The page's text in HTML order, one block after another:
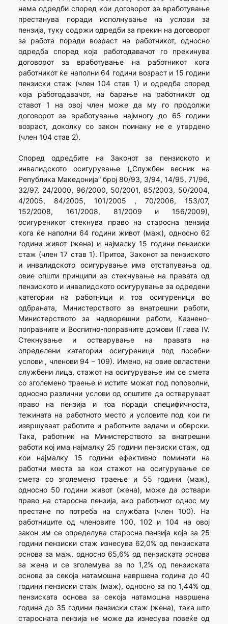
нема одредби според кои договорот за вработување
престанува поради исполнување на услови за
пензија, туку содржи одредби за прекин на договорот
за работа поради возраст на работникот, односно
одредба според која работодавачот го прекинува
договорот за вработување на работникот кога
работникот ќе наполни 64 години возраст и 15 години
пензиски стаж (член 104 став 1) и одредба според
која работодавачот, на барање на работникот од
ставот 1 на овој член може да му го продолжи
договорот за вработување најмногу до 65 години
возраст, доколку со закон поинаку не е утврдено
(член 104 став 2).
Според одредбите на Законот за пензиското и
инвалидското осигурување („Службен весник на
Република Македонија” број 80/93, 3/94, 14/95, 71/96,
32/97, 24/2000, 96/2000, 50/2001, 85/2003, 50/2004,
4/2005, 84/2005, 101/2005 , 70/2006, 153/07,
152/2008, 161/2008, 81/2009 и 156/2009),
осигуреникот стекнува право на старосна пензија
кога ќе наполни 64 години живот (маж), односно 62
години живот (жена) и најмалку 15 години пензиски
стаж (член 17 став 1). Притоа, Законот за пензиското
и инвалидското осигурување има отстапувања од
овие општи принципи за стекнување на правата од
пензиското и инвалидското осигурување за одредени
категории на работници и тоа осигуреници во
одбраната, Министерството за внатрешни работи,
Министерството за надворешни работи, Казнено-
поправните и Воспитно-поправните домови (Глава IV.
Стекнување и остварување на правата на
определени категории осигуреници под посебни
услови , членови 94 – 109). Имено, на овие овластени
службени лица, стажот на осигурување им се смета
со зголемено траење и истите можат под поповолни,
односно различни услови од општите да остваруваат
право на пензија и тоа поради специфичноста,
тежината на работното место и условите под кои ги
извршуваат работите и работните задачи и обврски.
Така, работник на Министерството за внатрешни
работи кој има најмалку 25 години пензиски стаж, од
кои најмалку 15 години ефективно поминати на
работни места за кои стажот на осигурување се
смета со зголемено траење и 55 години (маж),
односно 50 години живот (жена), може да оствари
право на старосна пензија, ако работниот однос му
престане по потреба на службата (член 100). На
работниците од членовите 100, 102 и 104 на овој
закон им се определува старосна пензија која за 25
години пензиски стаж изнесува 62,0% од пензиската
основа за маж, односно 65,6% од пензиската основа
за жена и се зголемува за по 1,2% од пензиската
основа за секоја натамошна навршена година до 40
години пензиски стаж (маж), односно за по 1,44% од
пензиската основа за секоја натамошна навршена
година до 35 години пензиски стаж (жена), така што
старосната пензија не може да изнесува повеќе од